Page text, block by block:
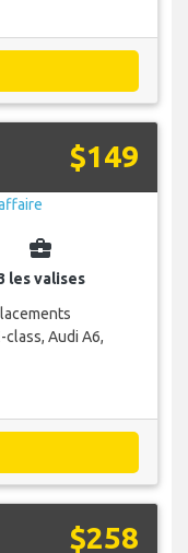
$149
business_center
les valises
Audi A6,
$258